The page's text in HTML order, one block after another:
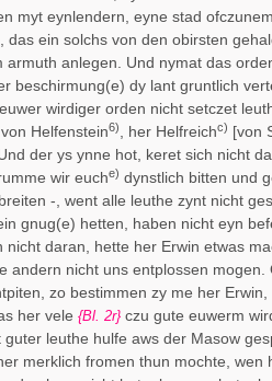
myt eynlendern, eyne stad
das ein solchs von den obirsten
armuth anlegen. Und nymat das
beschirmung(e) dy lant gruntlich
wirdiger orden nicht setczet
Helfenstein6) , her Helfreichc) [von
der ys ynne hot, keret sich nicht
wir euche) dynstlich bitten und
-, went alle leuthe zynt nicht
gnug(e) hetten, haben nicht eyn
nicht daran, hette her Erwin etwas
andern nicht uns entplossen
zo bestimmen zy me her
her vele {Bl. 2r} czu gute euwerm
leuthe hulfe aws der Masow
merklich fromen thun mochte,